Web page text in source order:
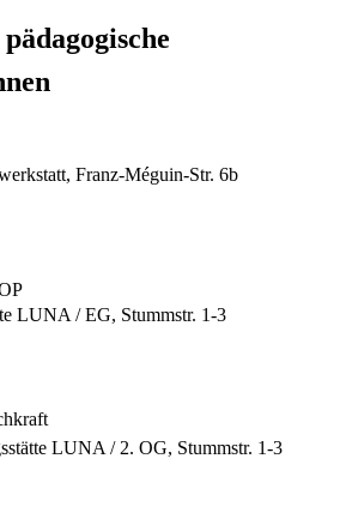
Franz-Méguin-Str. 6b
LUNA / EG, Stummstr. 1-3
LUNA / 2. OG, Stummstr. 1-3